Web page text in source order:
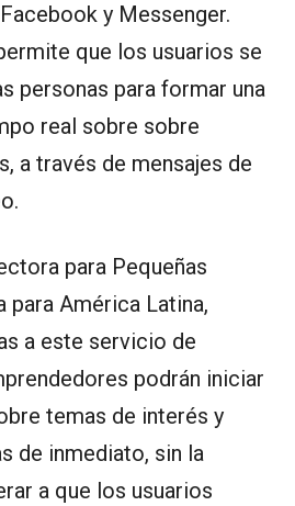
y Messenger.
que los usuarios se
personas para formar una
real sobre sobre
a través de mensajes de
para Pequeñas
para América Latina,
a este servicio de
podrán iniciar
temas de interés y
de inmediato, sin la
a que los usuarios